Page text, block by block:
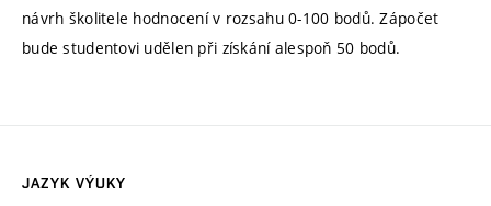
návrh školitele hodnocení v rozsahu 0-100 bodů. Zápočet
bude studentovi udělen při získání alespoň 50 bodů.
JAZYK VÝUKY